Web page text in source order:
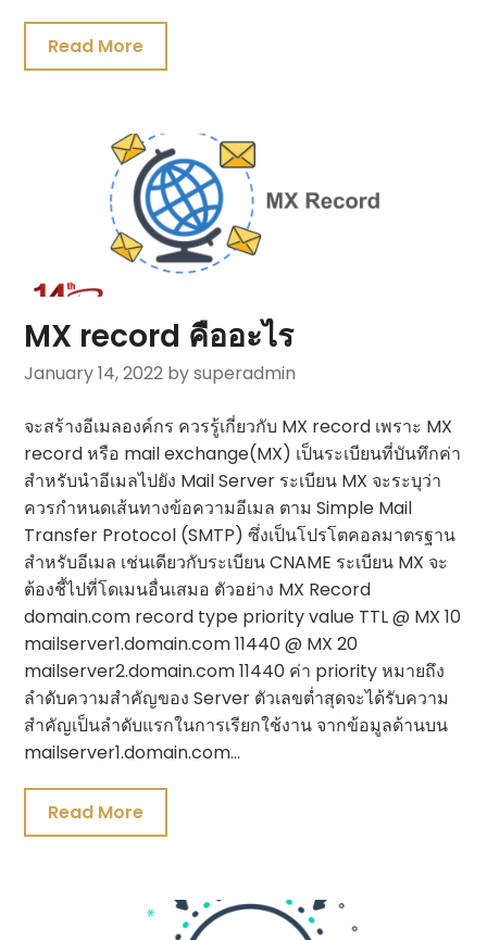
Read More
MX record คืออะไร
January 14, 2022 by superadmin
จะสร้างอีเมลองค์กร ควรรู้เกี่ยวกับ MX record เพราะ MX
record หรือ mail exchange(MX) เป็นระเบียนที่บันทึกค่า
สำหรับนำอีเมลไปยัง Mail Server ระเบียน MX จะระบุว่า
ควรกำหนดเส้นทางข้อความอีเมล ตาม Simple Mail
Transfer Protocol (SMTP) ซึ่งเป็นโปรโตคอลมาตรฐาน
สำหรับอีเมล เช่นเดียวกับระเบียน CNAME ระเบียน MX จะ
ต้องชี้ไปที่โดเมนอื่นเสมอ ตัวอย่าง MX Record
domain.com record type priority value TTL @ MX 10
mailserver1.domain.com 11440 @ MX 20
mailserver2.domain.com 11440 ค่า priority หมายถึง
ลำดับความสำคัญของ Server ตัวเลขต่ำสุดจะได้รับความ
สำคัญเป็นลำดับแรกในการเรียกใช้งาน จากข้อมูลด้านบน
mailserver1.domain.com…
Read More